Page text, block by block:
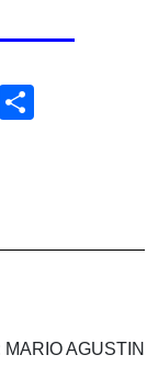
Compartir
MARIO AGUSTIN